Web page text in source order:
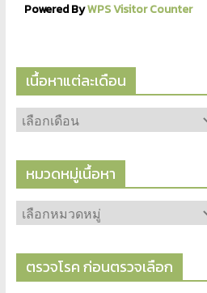
Powered ByWPS Visitor Counter
เนื้อหาแต่ละเดือน
หมวดหมู่เนื้อหา
ตรวจโรค ก่อนตรวจเลือก